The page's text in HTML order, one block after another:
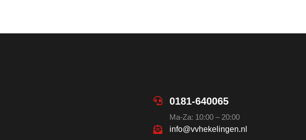
0181-640065
Ma-Za: 10:00 – 20:00
info@vvhekelingen.nl